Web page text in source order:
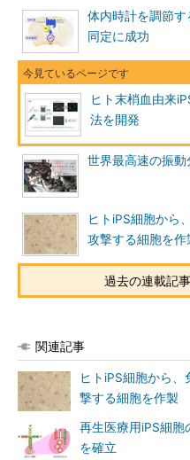
体内時計を調節す
同定に成功
ヒト末梢血由来
法を開発
世界最高速の振動
ヒトiPS細胞から
攻撃する細胞を作
過去の連載記
関連記事
ヒトiPS細胞から
撃する細胞を作製
再生医療用iPS細胞
を確立